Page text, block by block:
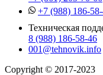
+7 (988) 186-
Техническая
8 (988) 186-58-46
001@tehnovik.info
Copyright © 2017-2023